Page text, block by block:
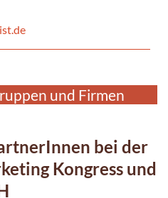
und Firmen
bei der
Kongress und